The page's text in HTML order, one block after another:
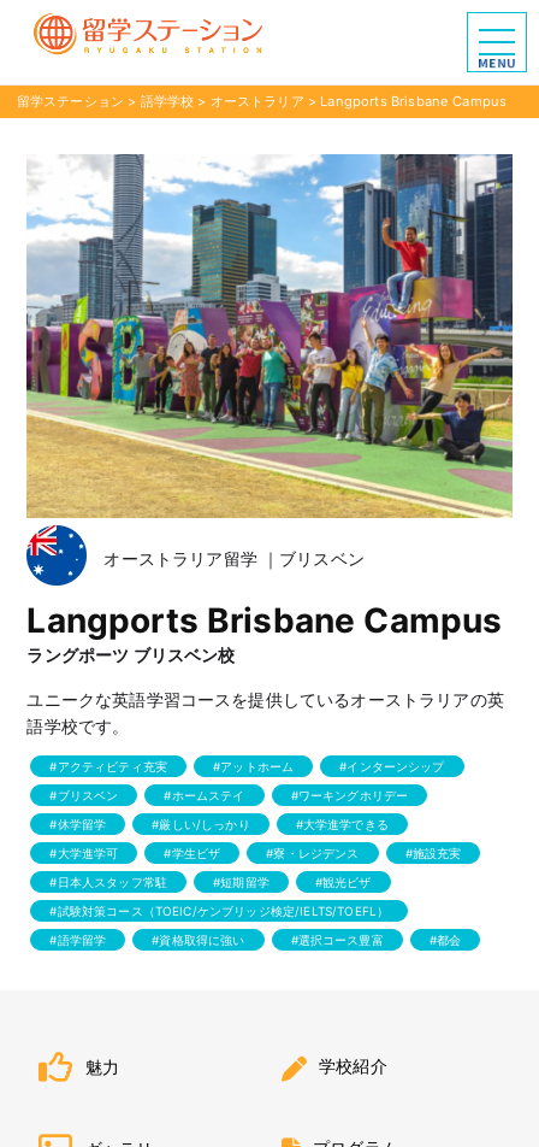
留学ステーション > 語学学校 > オーストラリア > Langports Brisbane Campus
オーストラリア留学 ｜ブリスベン
Langports Brisbane Campus
ラングポーツ ブリスベン校
ユニークな英語学習コースを提供しているオーストラリアの英
語学校です。
アクティビティ充実 アットホーム
インターンシップ
ブリスベン
ホームステイ
ワーキングホリデー
休学留学
厳しい/しっかり
大学進学できる
大学進学可
学生ビザ 寮・レジデンス
施設充実
日本人スタッフ常駐
短期留学
観光ビザ
試験対策コース（TOEIC/ケンブリッジ検定/IELTS/TOEFL）
語学留学
資格取得に強い 選択コース豊富 都会
魅力 学校紹介